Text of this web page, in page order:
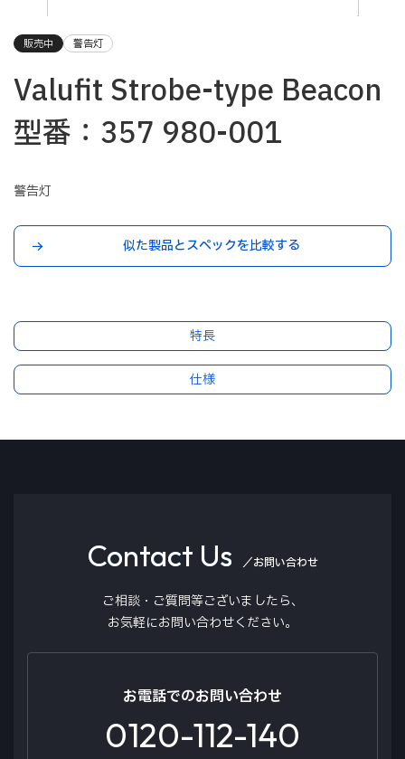
販売中 警告灯
Valufit Strobe-type Beacon
型番：357 980-001
警告灯
似た製品とスペックを比較する
特長
仕様
種を選びません。
・防水、防塵、耐衝撃対応で過酷な環境下での使用
製品名
同梱数
12/24V
消費電力
Contact Us ／お問い合わせ
ご相談・ご質問等ございましたら、
お気軽にお問い合わせください。
お電話でのお問い合わせ
0120-112-140